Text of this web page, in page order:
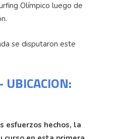
Olímpico luego de
se disputaron este
esfuerzos hechos, la